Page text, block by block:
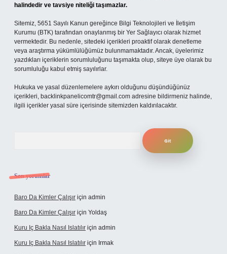
halindedir ve tavsiye niteliği taşımazlar.
Sitemiz, 5651 Sayılı Kanun gereğince Bilgi Teknolojileri ve İletişim
Kurumu (BTK) tarafından onaylanmış bir Yer Sağlayıcı olarak hizmet
vermektedir. Bu nedenle, sitedeki içerikleri proaktif olarak denetleme
veya araştırma yükümlülüğümüz bulunmamaktadır. Ancak, üyelerimiz
yazdıkları içeriklerin sorumluluğunu taşımakta olup, siteye üye olarak bu
sorumluluğu kabul etmiş sayılırlar.
Hukuka ve yasal düzenlemelere aykırı olduğunu düşündüğünüz
içerikleri, backlinkpanelicomtr@gmail.com adresine bildirmeniz halinde,
ilgili içerikler yasal süre içerisinde sitemizden kaldırılacaktır.
Son yorumlar
Baro Da Kimler Çalışır için admin
Baro Da Kimler Çalışır için Yoldaş
Kuru Iç Bakla Nasıl Islatılır için admin
Kuru Iç Bakla Nasıl Islatılır için Irmak